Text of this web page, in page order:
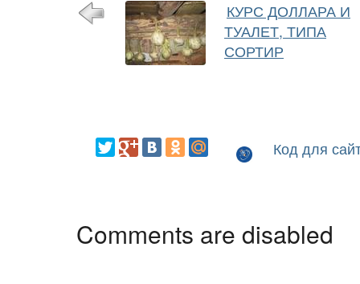
КУРС ДОЛЛАРА И
ТУАЛЕТ, ТИПА
СОРТИР
Код для
Comments are disabled